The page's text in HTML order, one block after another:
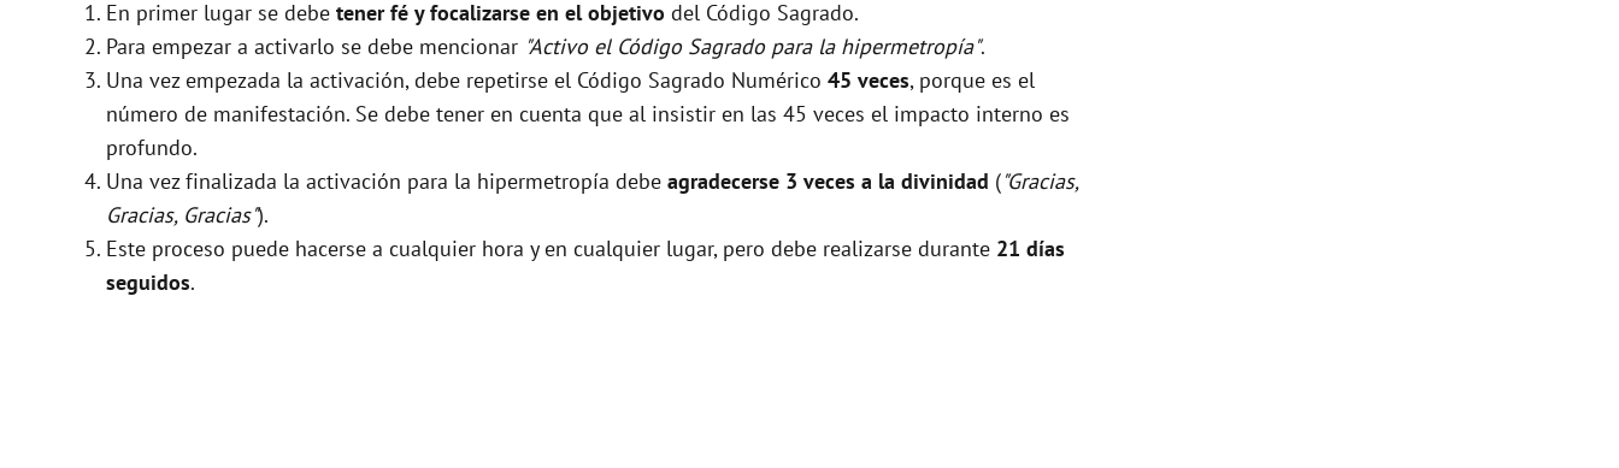
En primer lugar se debe tener fé y focalizarse en el objetivo del Código Sagrado.
Para empezar a activarlo se debe mencionar "Activo el Código Sagrado para la hipermetropía".
Una vez empezada la activación, debe repetirse el Código Sagrado Numérico 45 veces, porque es el
número de manifestación. Se debe tener en cuenta que al insistir en las 45 veces el impacto interno es
profundo.
Una vez finalizada la activación para la hipermetropía debe agradecerse 3 veces a la divinidad ("Gracias,
Gracias, Gracias").
Este proceso puede hacerse a cualquier hora y en cualquier lugar, pero debe realizarse durante 21 días
seguidos.